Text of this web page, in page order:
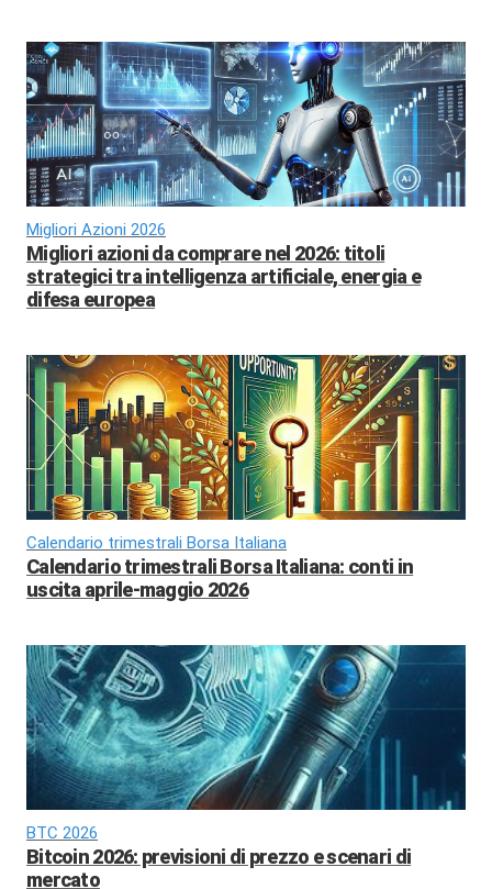
Migliori Azioni 2026
Migliori azioni da comprare nel 2026: titoli
strategici tra intelligenza artificiale, energia e
difesa europea
Calendario trimestrali Borsa Italiana
Calendario trimestrali Borsa Italiana: conti in
uscita aprile-maggio 2026
BTC 2026
Bitcoin 2026: previsioni di prezzo e scenari di
mercato